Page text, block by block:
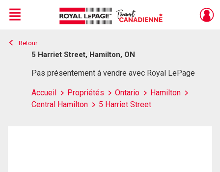
Live
En Direct
Menu
Retour
5 Harriet Street, Hamilton, ON
Pas présentement à vendre avec Royal LePage
Accueil Propriétés Ontario
Hamilton
Central Hamilton
5 Harriet Street